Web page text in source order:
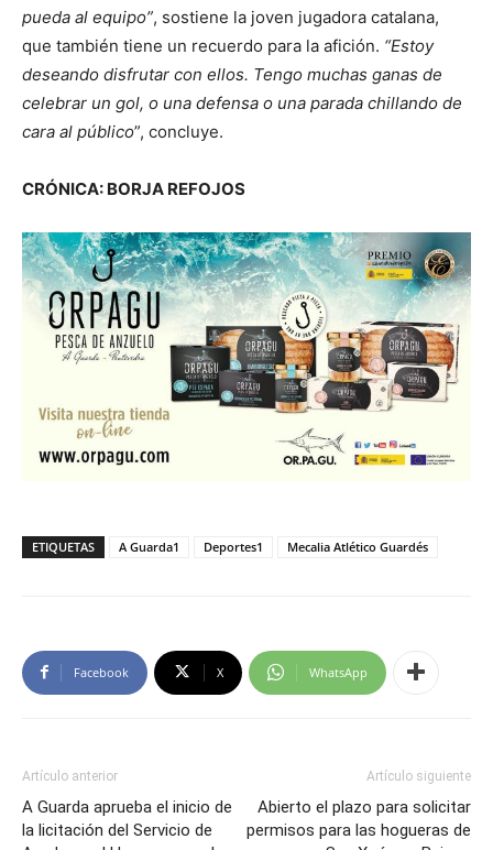
pueda al equipo”, sostiene la joven jugadora catalana,
que también tiene un recuerdo para la afición. “Estoy
deseando disfrutar con ellos. Tengo muchas ganas de
celebrar un gol, o una defensa o una parada chillando de
cara al público”, concluye.
CRÓNICA: BORJA REFOJOS
ETIQUETAS A Guarda1 Deportes1 Mecalia Atlético Guardés
Facebook X WhatsApp
Artículo anterior
A Guarda aprueba el inicio de
la licitación del Servicio de
Artículo siguiente
Abierto el plazo para solicitar
permisos para las hogueras de